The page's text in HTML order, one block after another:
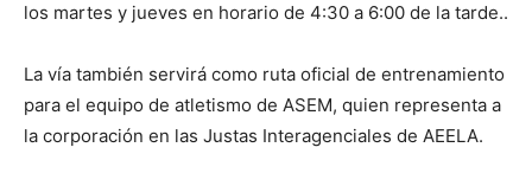
los martes y jueves en horario de 4:30 a 6:00 de la tarde..
La vía también servirá como ruta oficial de entrenamiento
para el equipo de atletismo de ASEM, quien representa a
la corporación en las Justas Interagenciales de AEELA.